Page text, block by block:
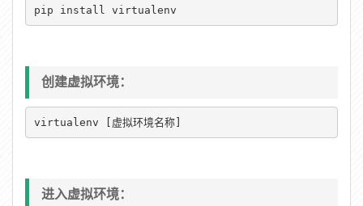
pip install virtualenv
创建虚拟环境：
virtualenv [虚拟环境名称]
进入虚拟环境：